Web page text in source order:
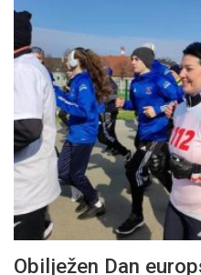
Obilježen Dan